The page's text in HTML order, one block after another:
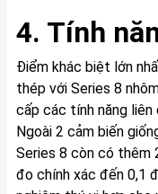
4. Tính
Điểm khác biệt lớn
thép với Series 8
cấp các tính năng liên
Ngoài 2 cảm biến
Series 8 còn có thêm
đo chính xác đến 0,1